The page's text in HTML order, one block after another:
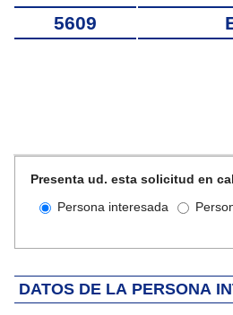
5609
Iteración de iterador:
Presenta ud. esta solicitud en
Persona interesada
DATOS DE LA PERSONA